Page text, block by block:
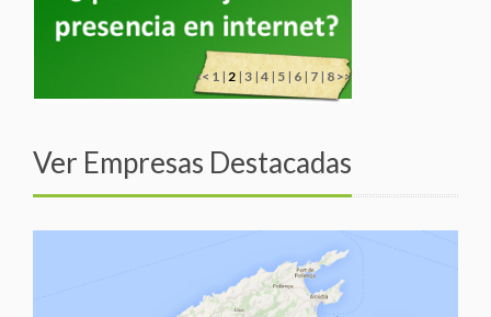
<<1| 2| 3|4|5|6| 7|8>>
Ver Empresas Destacadas